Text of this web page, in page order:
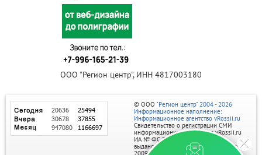
ООО "Регион центр", ИНН 4817003180
© ООО "Регион центр" 2004 - 2026
Информационное наполнение:
Информационное агентство vRossii.ru
Свидетельство о регистрации СМИ
информационного агентства vRossii.ru
ИА № ФС 77‑35502
выдано РОСКОМНАДЗОРом 04 марта
2009г.